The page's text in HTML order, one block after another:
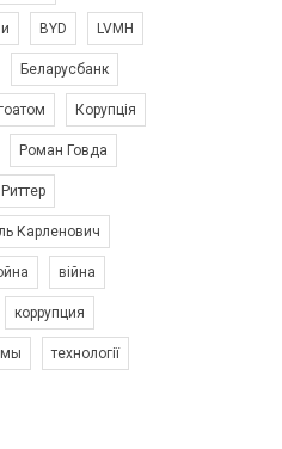
BYD LVMH
Беларусбанк
Корупція
Роман Говда
Карленович
війна
коррупция
технології